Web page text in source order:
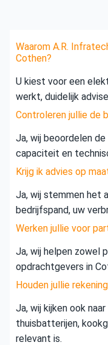
Waarom A.R.
Cothen?
U kiest voor een
werkt, duidelijk
Controleren jullie de
Ja, wij beoordelen
capaciteit en
Krijg ik advies op
Ja, wij stemmen het
bedrijfspand, uw
Werken jullie voor
Ja, wij helpen zowel
opdrachtgevers in
Houden jullie
Ja, wij kijken ook
thuisbatterijen,
relevant is.